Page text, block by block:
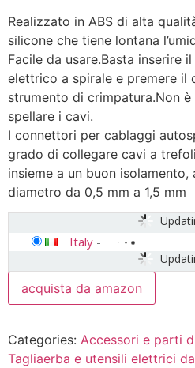
Realizzato in ABS di alta
silicone che tiene lontana
Facile da usare.Basta inserire
elettrico a spirale e premere il
strumento di crimpatura.Non
spellare i cavi.
I connettori per cablaggi
grado di collegare cavi a
insieme a un buon
diametro da 0,5 mm a 1,5 mm
Italy -
acquista da amazon
Categories: Accessori e parti
Tagliaerba e utensili elettrici